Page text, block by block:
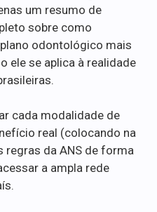
um resumo de
sobre como
plano odontológico mais
ele se aplica à realidade
cada modalidade de
real (colocando na
regras da ANS de forma
a ampla rede